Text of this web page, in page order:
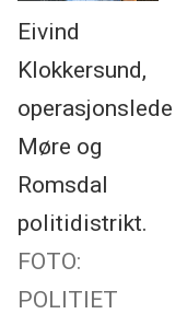
Eivind
Klokkersund,
operasjonsleder
Møre og
Romsdal
politidistrikt.
FOTO:
POLITIET